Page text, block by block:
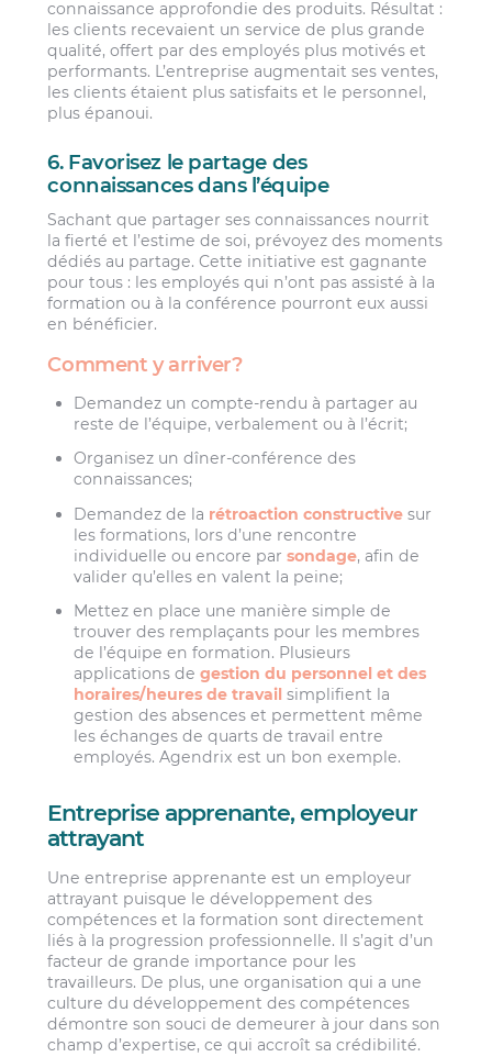
connaissance approfondie des produits. Résultat :
les clients recevaient un service de plus grande
qualité, offert par des employés plus motivés et
performants. L’entreprise augmentait ses ventes,
les clients étaient plus satisfaits et le personnel,
plus épanoui.
6. Favorisez le partage des
connaissances dans l’équipe
Sachant que partager ses connaissances nourrit
la fierté et l’estime de soi, prévoyez des moments
dédiés au partage. Cette initiative est gagnante
pour tous : les employés qui n’ont pas assisté à la
formation ou à la conférence pourront eux aussi
en bénéficier.
Comment y arriver?
Demandez un compte-rendu à partager au
reste de l’équipe, verbalement ou à l’écrit;
Organisez un dîner-conférence des
connaissances;
Demandez de la rétroaction constructive sur
les formations, lors d’une rencontre
individuelle ou encore parsondage, afin de
valider qu’elles en valent la peine;
Mettez en place une manière simple de
trouver des remplaçants pour les membres
de l’équipe en formation. Plusieurs
applications degestion du personnel et des
horaires/heures de travailsimplifient la
gestion des absences et permettent même
les échanges de quarts de travail entre
employés. Agendrix est un bon exemple.
Entreprise apprenante, employeur
attrayant
Une entreprise apprenante est un employeur
attrayant puisque le développement des
compétences et la formation sont directement
liés à la progression professionnelle. Il s’agit d’un
facteur de grande importance pour les
travailleurs. De plus, une organisation qui a une
culture du développement des compétences
démontre son souci de demeurer à jour dans son
champ d’expertise, ce qui accroît sa crédibilité.